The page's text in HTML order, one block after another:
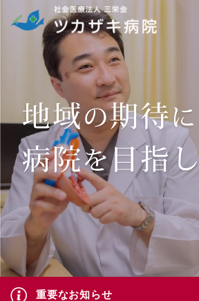
重要なお知らせ